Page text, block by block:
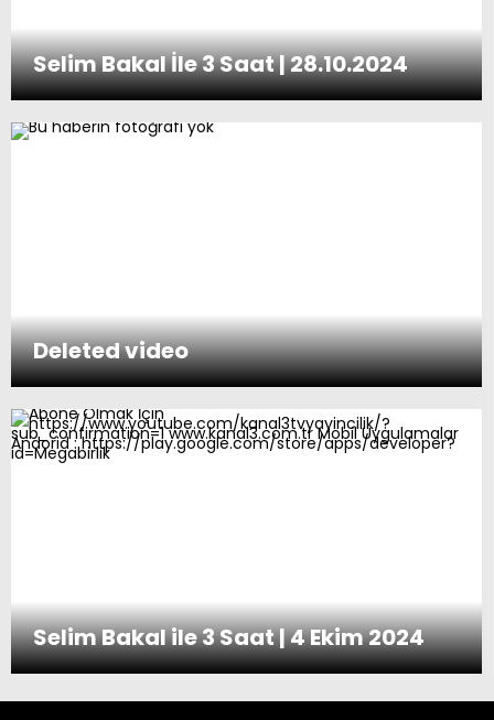
Selim Bakal İle 3 Saat | 28.10.2024
Deleted video
Selim Bakal ile 3 Saat | 4 Ekim 2024